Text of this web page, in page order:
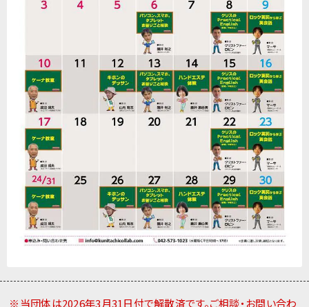
※当団体は2026年3月31日付で解散済です。ご相談・お問い合わ